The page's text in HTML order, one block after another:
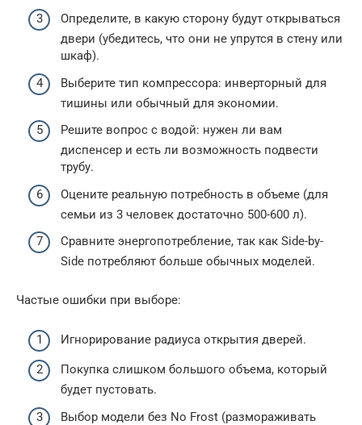
Определите, в какую сторону будут открываться
двери (убедитесь, что они не упрутся в стену или
шкаф).
Выберите тип компрессора: инверторный для
тишины или обычный для экономии.
Решите вопрос с водой: нужен ли вам
диспенсер и есть ли возможность подвести
трубу.
Оцените реальную потребность в объеме (для
семьи из 3 человек достаточно 500-600 л).
Сравните энергопотребление, так как Side-by-
Side потребляют больше обычных моделей.
Частые ошибки при выборе:
Игнорирование радиуса открытия дверей.
Покупка слишком большого объема, который
будет пустовать.
Выбор модели без No Frost (размораживать